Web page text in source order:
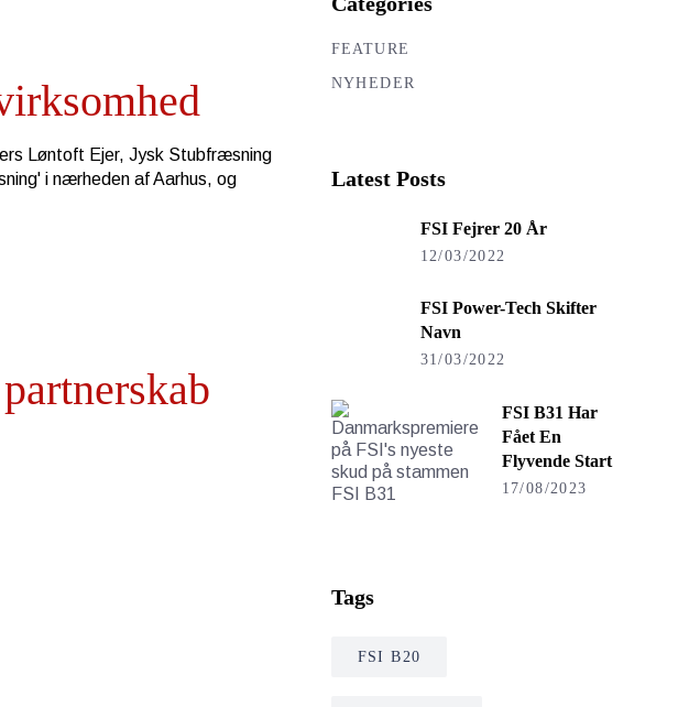
Løntoft Ejer, Jysk Stubfræsning
i nærheden af Aarhus, og
FEATURE
NYHEDER
Latest Posts
FSI Fejrer 20 År
12/03/2022
FSI Power-Tech Skifter
Navn
31/03/2022
FSI B31 Har
Fået En
Flyvende Start
17/08/2023
Tags
FSI B20